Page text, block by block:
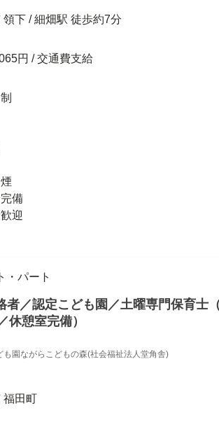
領下 / 細畑駅 徒歩約7分
円 / 交通費支給
備
迎
・パート
者／認定こども園／土曜専門保育士
休憩室完備）
も園ながらこどもの森(社会福祉法人堂角舎)
福田町